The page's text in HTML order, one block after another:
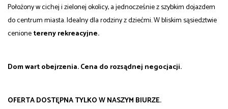
Położony w cichej i zielonej okolicy, a jednocześnie z szybkim dojazdem
do centrum miasta. Idealny dla rodziny z dziećmi. W bliskim sąsiedztwie
cenionetereny rekreacyjne.
Dom wart obejrzenia. Cena do rozsądnej negocjacji.
OFERTA DOSTĘPNA TYLKO W NASZYM BIURZE.